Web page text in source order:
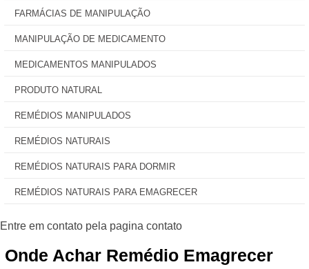
FARMÁCIAS DE MANIPULAÇÃO
MANIPULAÇÃO DE MEDICAMENTO
MEDICAMENTOS MANIPULADOS
PRODUTO NATURAL
REMÉDIOS MANIPULADOS
REMÉDIOS NATURAIS
REMÉDIOS NATURAIS PARA DORMIR
REMÉDIOS NATURAIS PARA EMAGRECER
Onde Achar Remédio Emagrecer